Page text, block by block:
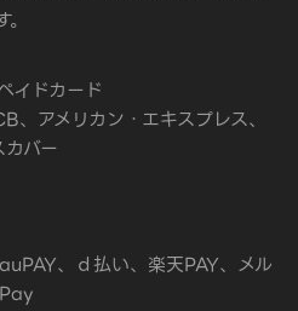
イドカード
アメリカン・エキスプレス、
バー
、ｄ払い、楽天PAY、メル